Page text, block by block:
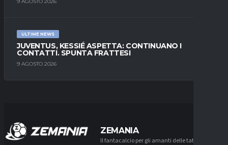
ULTIME NEWS
JUVENTUS, KESSIÉ ASPETTA: CONTINUANO I
CONTATTI. SPUNTA FRATTESI
9 AGOSTO 2026
ZEMANIA
Il fantacalcio per gli amanti delle tattiche